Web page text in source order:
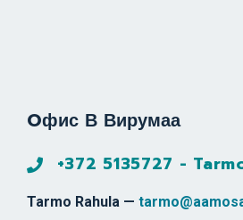
Oфис В Вирумаа
+372 5135727 -
Tarmo Rahula —